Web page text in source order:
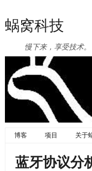
蜗窝科技
慢下来，享受技术。
博客 项目 关于
蓝牙协议分